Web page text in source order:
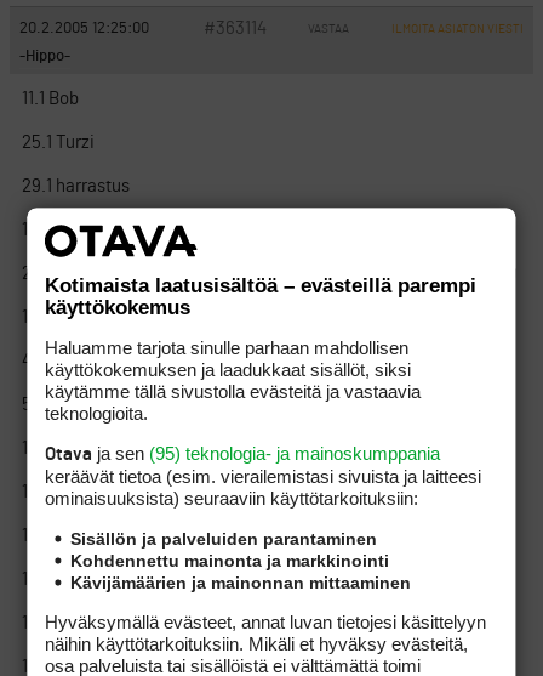
20.2.2005 12:25:00 #363114 VASTAA ILMOITA ASIATON VIESTI
-Hippo-
11.1 Bob
25.1 Turzi
29.1 harrastus
11.2 Juniori Tiksu
24.2 Antti Barck
1.3 firestick
4.3 Kettu_
5.3 J.J., The ONE
10.3 ritari
11.3 Kainalo
12.3 Kobo
13.3 The Champ
14.3 StiX
17.3 Zapal
Kotimaista laatusisältöä – evästeillä parempi
käyttökokemus
Haluamme tarjota sinulle parhaan mahdollisen
käyttökokemuksen ja laadukkaat sisällöt, siksi
käytämme tällä sivustolla evästeitä ja vastaavia
teknologioita.
Otava ja sen (95) teknologia- ja mainoskumppania
keräävät tietoa (esim. vierailemis­tasi sivuista ja laitteesi
ominaisuuk­sista) seuraaviin käyttötarkoituksiin:
Sisällön ja palveluiden parantaminen
Kohdennettu mainonta ja markkinointi
Kävijämäärien ja mainonnan mittaaminen
Hyväksymällä evästeet, annat luvan tietojesi käsittelyyn
näihin käyttötarkoituksiin. Mikäli et hyväksy evästeitä,
osa palveluista tai sisällöistä ei välttämättä toimi